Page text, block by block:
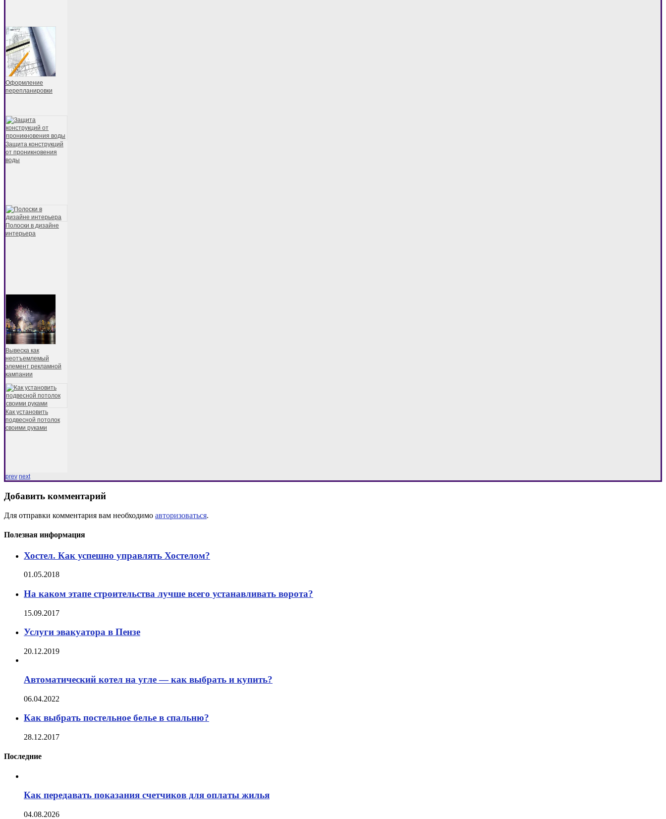
Оформление
перепланировки
Защита конструкций
от проникновения
воды
Полоски в дизайне
интерьера
Вывеска как
неотъемлемый
элемент рекламной
кампании
Как установить
подвесной потолок
своими руками
prev next
Добавить комментарий
Для отправки комментария вам необходимо авторизоваться.
Полезная информация
Хостел. Как успешно управлять Хостелом?
01.05.2018
На каком этапе строительства лучше всего устанавливать ворота?
15.09.2017
Услуги эвакуатора в Пензе
20.12.2019
Автоматический котел на угле — как выбрать и купить?
06.04.2022
Как выбрать постельное белье в спальню?
28.12.2017
Последние
Как передавать показания счетчиков для оплаты жилья
04.08.2026